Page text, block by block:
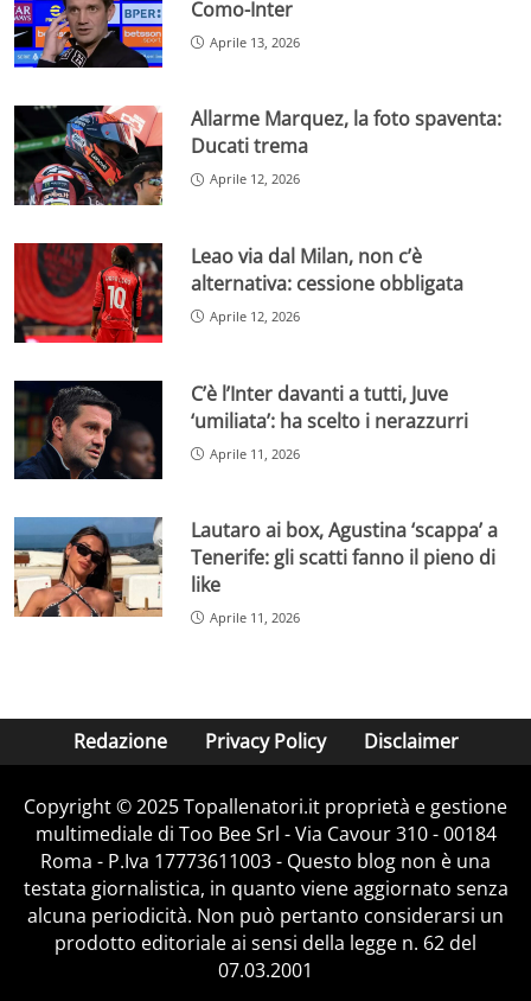
Como-Inter
Aprile 13, 2026
Allarme Marquez, la foto spaventa:
Ducati trema
Aprile 12, 2026
Leao via dal Milan, non c’è
alternativa: cessione obbligata
Aprile 12, 2026
C’è l’Inter davanti a tutti, Juve
‘umiliata’: ha scelto i nerazzurri
Aprile 11, 2026
Lautaro ai box, Agustina ‘scappa’ a
Tenerife: gli scatti fanno il pieno di
like
Aprile 11, 2026
Redazione Privacy Policy Disclaimer
Copyright © 2025 Topallenatori.it proprietà e gestione
multimediale di Too Bee Srl - Via Cavour 310 - 00184
Roma - P.Iva 17773611003 - Questo blog non è una
testata giornalistica, in quanto viene aggiornato senza
alcuna periodicità. Non può pertanto considerarsi un
prodotto editoriale ai sensi della legge n. 62 del
07.03.2001